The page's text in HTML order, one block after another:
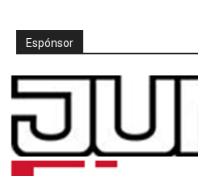
Espónsor